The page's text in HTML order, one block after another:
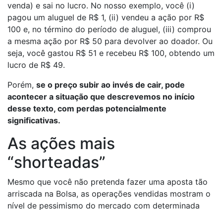
venda) e sai no lucro. No nosso exemplo, você (i)
pagou um aluguel de R$ 1, (ii) vendeu a ação por R$
100 e, no término do período de aluguel, (iii) comprou
a mesma ação por R$ 50 para devolver ao doador. Ou
seja, você gastou R$ 51 e recebeu R$ 100, obtendo um
lucro de R$ 49.
Porém, se o preço subir ao invés de cair, pode
acontecer a situação que descrevemos no início
desse texto, com perdas potencialmente
significativas.
As ações mais
“shorteadas”
Mesmo que você não pretenda fazer uma aposta tão
arriscada na Bolsa, as operações vendidas mostram o
nível de pessimismo do mercado com determinada